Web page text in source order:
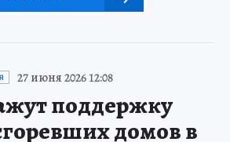
27 июня 2026 12:08
поддержку
домов в